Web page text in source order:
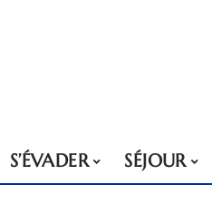
S’ÉVADER SÉJOUR